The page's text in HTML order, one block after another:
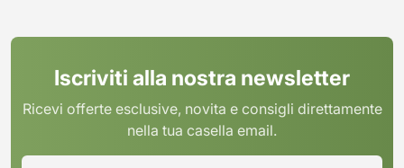
Iscriviti alla nostra newsletter
Ricevi offerte esclusive, novita e consigli direttamente
nella tua casella email.